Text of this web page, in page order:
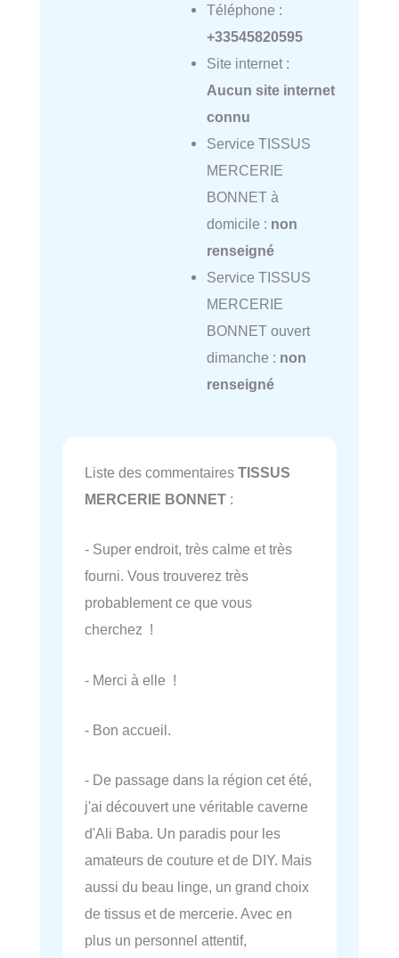
Téléphone :
+33545820595
Site internet :
Aucun site internet
connu
Service TISSUS
MERCERIE
BONNET à
domicile : non
renseigné
Service TISSUS
MERCERIE
BONNET ouvert
dimanche : non
renseigné
Liste des commentaires TISSUS
MERCERIE BONNET :
- Super endroit, très calme et très
fourni. Vous trouverez très
probablement ce que vous
cherchez !
- Merci à elle !
- Bon accueil.
- De passage dans la région cet été,
j'ai découvert une véritable caverne
d'Ali Baba. Un paradis pour les
amateurs de couture et de DIY. Mais
aussi du beau linge, un grand choix
de tissus et de mercerie. Avec en
plus un personnel attentif,